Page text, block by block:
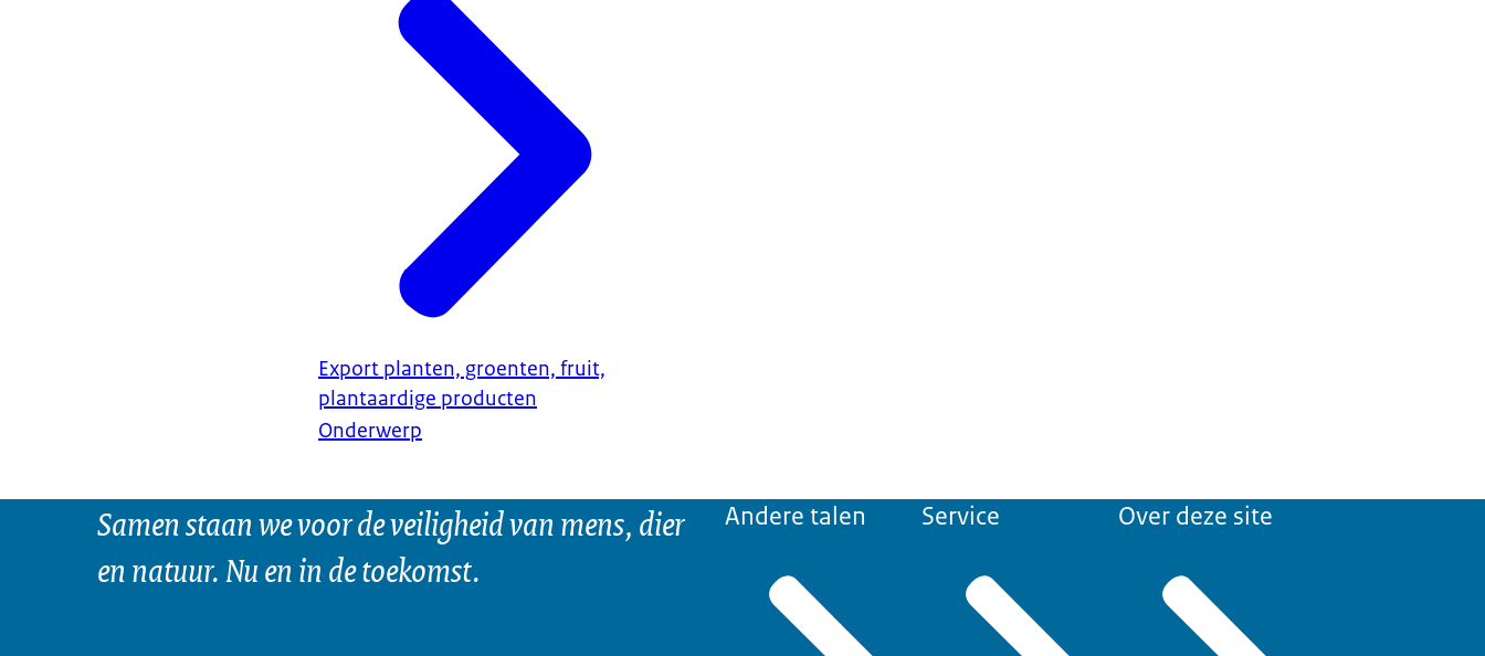
Export planten, groenten, fruit,
plantaardige producten
Onderwerp
Samen staan we voor de veiligheid van mens, dier
en natuur. Nu en in de toekomst.
Andere talen Service Over deze site